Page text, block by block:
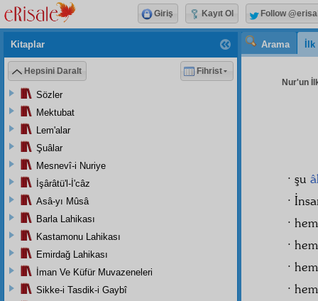
Arama
Nur'un
· şu
·
·
·
·
·
Kitaplar
Hepsini Daralt Fihrist
Sözler
Mektubat
Lem'alar
Şuâlar
Mesnevî-i Nuriye
İşârâtü'l-İ'câz
Asâ-yı Mûsâ
Barla Lahikası
Kastamonu Lahikası
Emirdağ Lahikası
İman Ve Küfür Muvazeneleri
Sikke-i Tasdik-i Gaybî
Giriş Kayıt Ol Follow